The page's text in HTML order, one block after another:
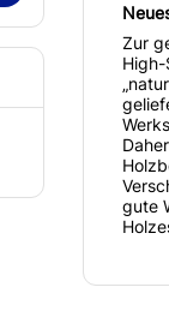
Zur
gute